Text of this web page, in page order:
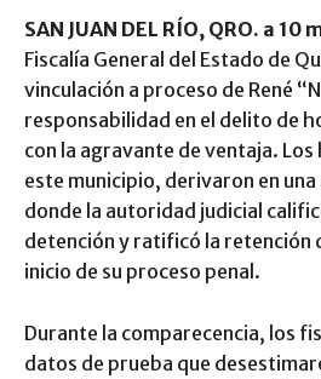
SAN JUAN DEL RÍO, QRO. a 10
Fiscalía General del Estado de
vinculación a proceso de René
responsabilidad en el delito de
con la agravante de ventaja.
este municipio, derivaron en una
donde la autoridad judicial
detención y ratificó la retención
inicio de su proceso penal.
Durante la comparecencia, los
datos de prueba que